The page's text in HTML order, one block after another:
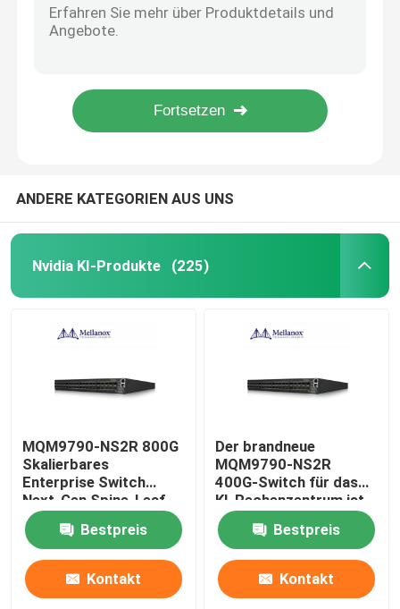
Modul 10G SFP
Brocade FC SFP Modul
Brokat SAN-Schalter
Brokat HÜLSE Lizenz
Modul Ciscos SFP
Ursprüngliches SFP-Modul
Transceiver 40G QSFP+
ANDERE KATEGORIEN AUS UNS
Nvidia KI-Produkte (225)
MQM9790-NS2R 800G
Skalierbares
Enterprise Switch
Next-Gen Spine-Leaf-
Architektur für
Hyperscale-
Rechenzentren
Bestpreis
Kontakt
Der brandneue
MQM9790-NS2R
400G-Switch für das
KI-Rechenzentrum ist
auf dem Sprung
Bestpreis
Kontakt